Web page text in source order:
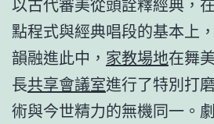
點程式與經典唱段的基本上
韻融進此中， 家教場地在舞
長共享會議室進行了特別打
術與今世精力的無機同一。